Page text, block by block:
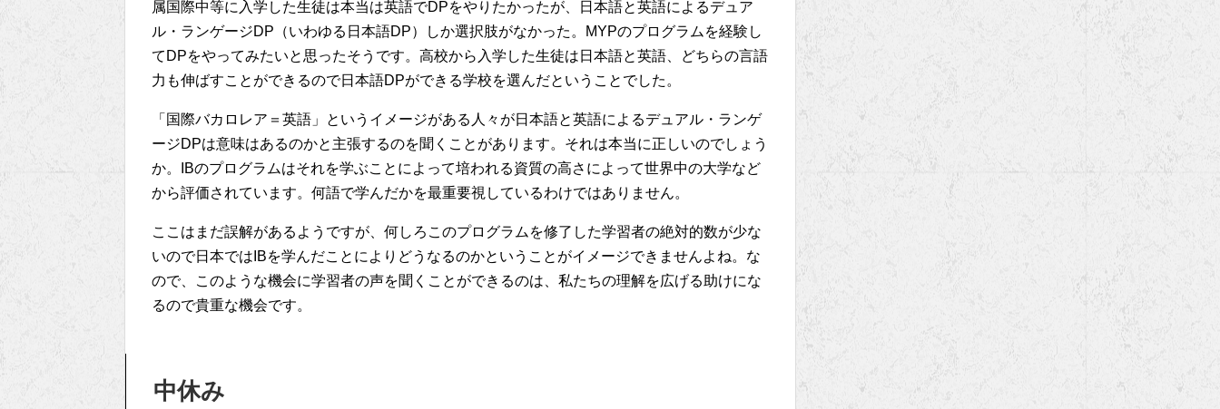
属国際中等に入学した生徒は本当は英語でDPをやりたかったが、日本語と英語によるデュア
ル・ランゲージDP（いわゆる日本語DP）しか選択肢がなかった。MYPのプログラムを経験し
てDPをやってみたいと思ったそうです。高校から入学した生徒は日本語と英語、どちらの言語
力も伸ばすことができるので日本語DPができる学校を選んだということでした。
「国際バカロレア＝英語」というイメージがある人々が日本語と英語によるデュアル・ランゲ
ージDPは意味はあるのかと主張するのを聞くことがあります。それは本当に正しいのでしょう
か。IBのプログラムはそれを学ぶことによって培われる資質の高さによって世界中の大学など
から評価されています。何語で学んだかを最重要視しているわけではありません。
ここはまだ誤解があるようですが、何しろこのプログラムを修了した学習者の絶対的数が少な
いので日本ではIBを学んだことによりどうなるのかということがイメージできませんよね。な
ので、このような機会に学習者の声を聞くことができるのは、私たちの理解を広げる助けにな
るので貴重な機会です。
中休み